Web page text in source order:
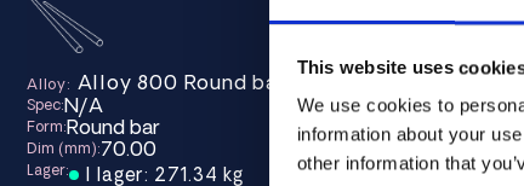
This website uses
We use cookies to
information about your
other information that
Alloy: Alloy 800 Round bar 70.00
Spec:N/A
Form:Round bar
Dim (mm):70.00
Lager: I lager: 271.34 kg